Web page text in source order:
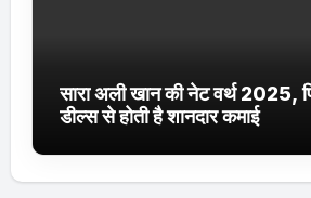
सारा अली खान की नेट वर्थ 2025,
डील्स से होती है शानदार कमाई